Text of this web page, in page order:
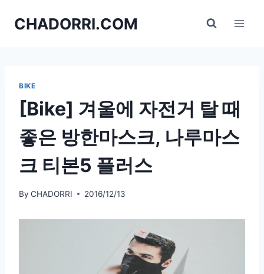
CHADORRI.COM
BIKE
[Bike] 겨울에 자전거 탈 때
좋은 방한마스크, 나루마스
크 티본5 플러스
By CHADORRI 2016/12/13